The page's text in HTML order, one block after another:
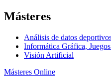
Másteres
Análisis de datos
Informática Gráfica,
Visión Artificial
Másteres Online